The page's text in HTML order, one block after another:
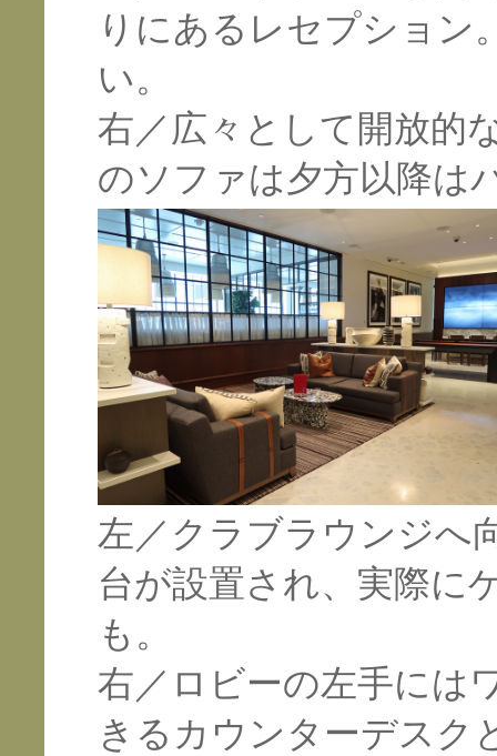
りにあるレセプション
い。
右／広々として開放的
のソファは夕方以降は
左／クラブラウンジへ
台が設置され、実際に
も。
右／ロビーの左手には
きるカウンターデスク